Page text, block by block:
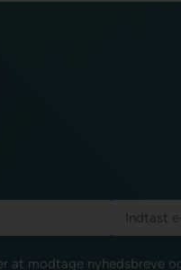
at modtage nyhedsbreve